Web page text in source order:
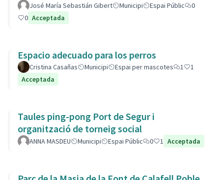
José María Sebastián Gibert Municipi Espai Públic
0
0 Acceptada
Espacio adecuado para los perros
Cristina Casañas Municipi Espai per mascotes 1
1
Acceptada
Taules ping-pong Port de Segur i
organització de torneig social
ANNA MASDEU Municipi Espai Públic 0 1 Acceptada